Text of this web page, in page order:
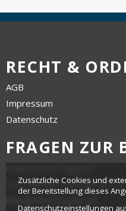
RECHT &
AGB
Impressum
Datenschutz
FRAGEN ZUR
Tel.: +49 561 350 296 28 - 0
Zusätzliche Cookies und
der Bereitstellung dieses
Datenschutzeinstellungen